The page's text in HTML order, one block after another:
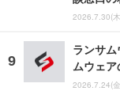
2026.7.30(
ランサ
ムウェア
2026.7.24(